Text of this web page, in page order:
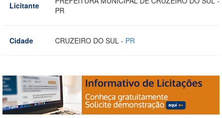
Licitante
PR
Cidade CRUZEIRO DO SUL - PR